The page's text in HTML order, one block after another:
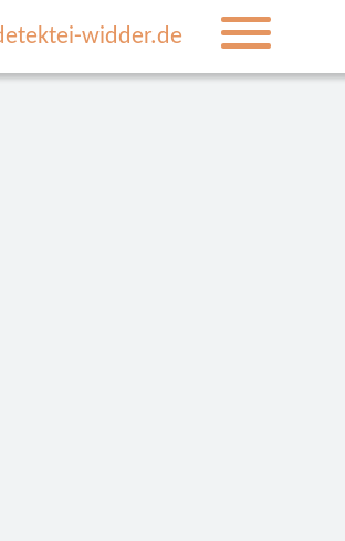
widder.de